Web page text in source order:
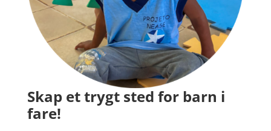
Skap et trygt sted for barn i
fare!